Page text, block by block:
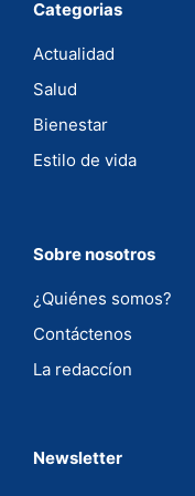
Categorias
Actualidad
Salud
Bienestar
Estilo de vida
Sobre nosotros
¿Quiénes somos?
Contáctenos
La redaccíon
Newsletter